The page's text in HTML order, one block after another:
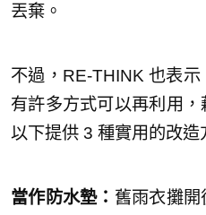
丟棄。
不過，RE-THINK 也表
有許多方式可以再利用，
以下提供 3 種實用的改造
當作防水墊： 舊雨衣攤